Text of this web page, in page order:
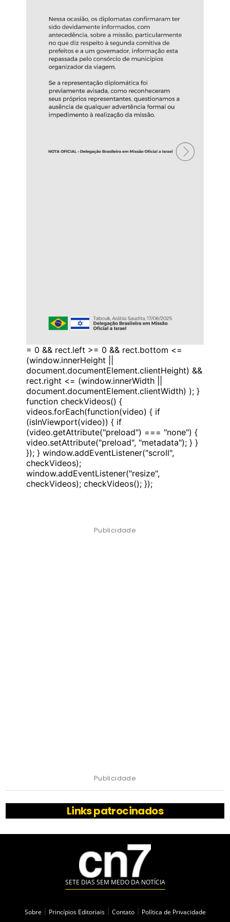
= 0 && rect.left >= 0 && rect.bottom <=
(window.innerHeight ||
document.documentElement.clientHeight) &&
rect.right <= (window.innerWidth ||
document.documentElement.clientWidth) ); }
function checkVideos() {
videos.forEach(function(video) { if
(isInViewport(video)) { if
(video.getAttribute("preload") === "none") {
video.setAttribute("preload", "metadata"); } }
}); } window.addEventListener("scroll",
checkVideos);
window.addEventListener("resize",
checkVideos); checkVideos(); });
Publicidade
Publicidade
Links patrocinados
SETE DIAS SEM MEDO DA NOTÍCIA
Sobre Princípios Editoriais Contato
Política de Privacidade